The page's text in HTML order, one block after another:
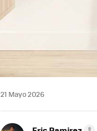
21 Mayo 2026